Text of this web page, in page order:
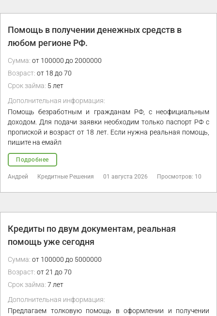
Помощь в получении денежных средств в
любом регионе РФ.
Сумма: от 100000 до 2000000
Возраст: от 18 до 70
Срок займа: 5 лет
Дополнительная информация:
Помощь безработным и гражданам РФ, с неофициальным
доходом. Для подачи заявки необходим только паспорт РФ с
пропиской и возраст от 18 лет. Если нужна реальная помощь,
пишите на емайл
Подробнее
Андрей Кредитные Решения 01 августа 2026 Просмотров: 10
Кредиты по двум документам, реальная
помощь уже сегодня
Сумма: от 100000 до 5000000
Возраст: от 21 до 70
Срок займа: 7 лет
Дополнительная информация:
Предлагаем толковую помощь в оформлении и получении